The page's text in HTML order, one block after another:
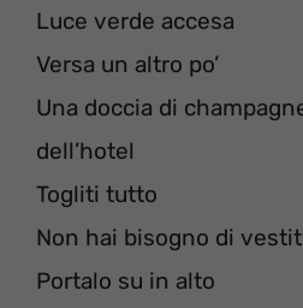
Luce verde accesa
Versa un altro po’
Una doccia di
dell’hotel
Togliti tutto
Non hai bisogno di
Portalo su in alto